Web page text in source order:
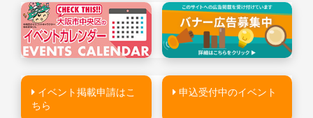
イベント掲載申請はこ
ちら
申込受付中のイベント